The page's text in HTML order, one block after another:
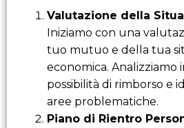
Valutazione della
Iniziamo con una
tuo mutuo e della tua
economica. Analizziamo
possibilità di rimborso e
aree problematiche.
Piano di Rientro